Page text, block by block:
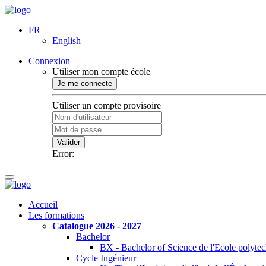
FR
English
Connexion
Utiliser mon compte école
Je me connecte
Utiliser un compte provisoire
Valider
Error:
Accueil
Les formations
Catalogue 2026 - 2027
Bachelor
BX - Bachelor of Science de l'Ecole
Cycle Ingénieur